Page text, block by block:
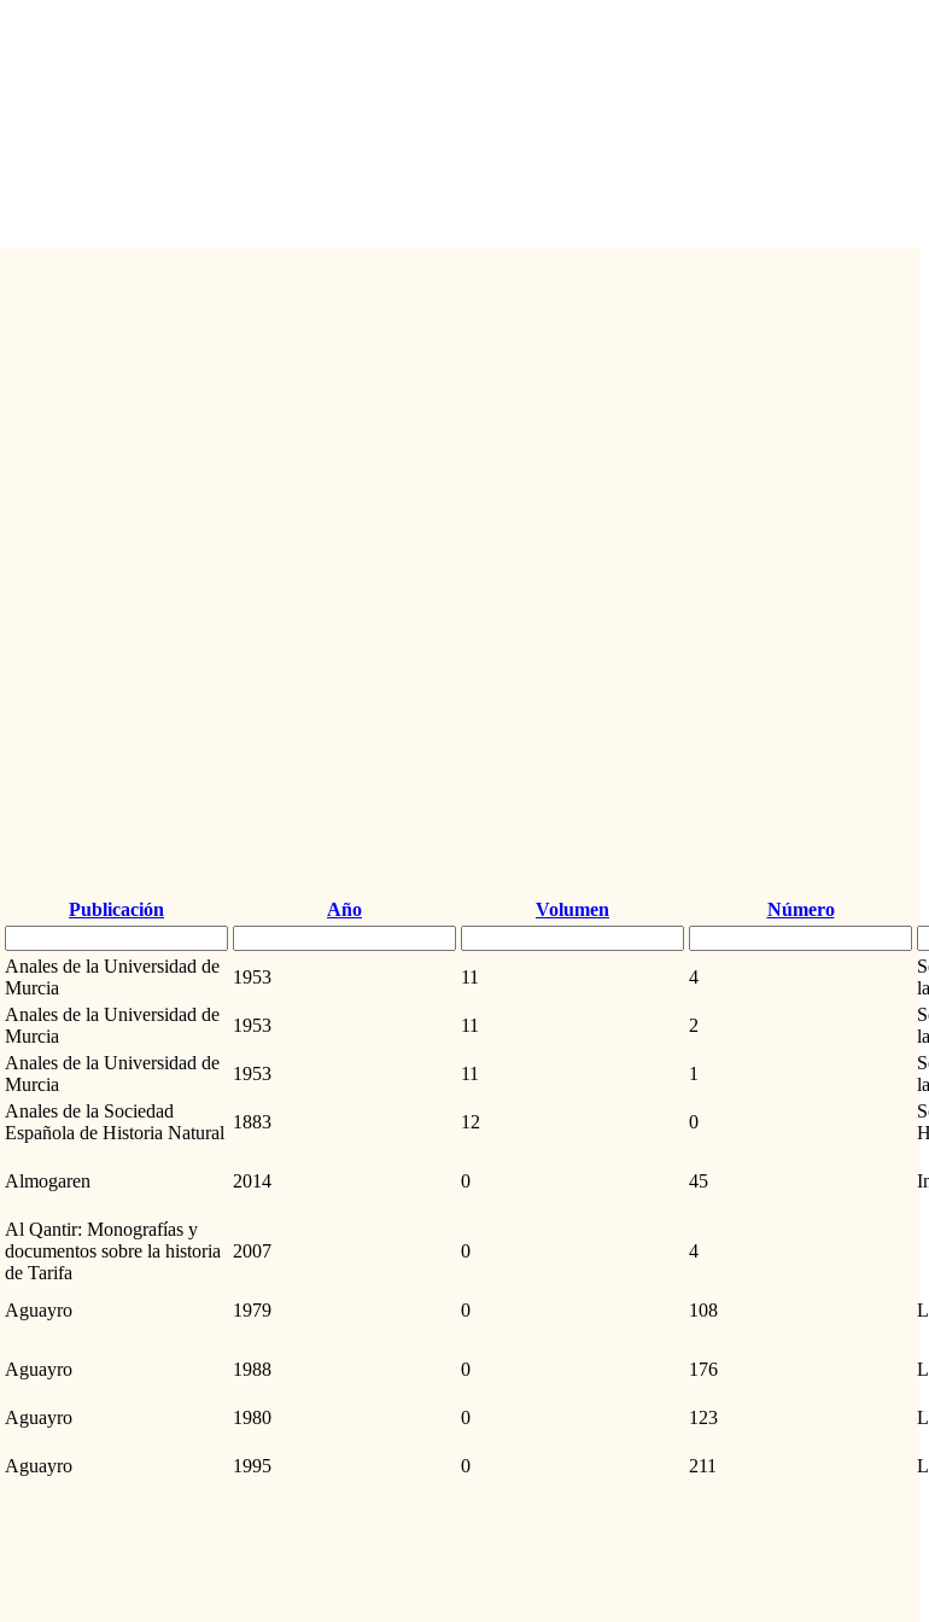
Publicación Año Volumen Número
Anales de la Universidad de
Murcia
1953 11 4
Anales de la Universidad de
Murcia
1953 11 2
Anales de la Universidad de
Murcia
1953 11 1
Anales de la Sociedad
Española de Historia Natural
1883 12 0
Almogaren 2014 0 45
Al Qantir: Monografías y
documentos sobre la historia
de Tarifa
2007 0 4
Aguayro 1979 0 108
Aguayro 1988 0 176
Aguayro 1980 0 123
Aguayro 1995 0 211